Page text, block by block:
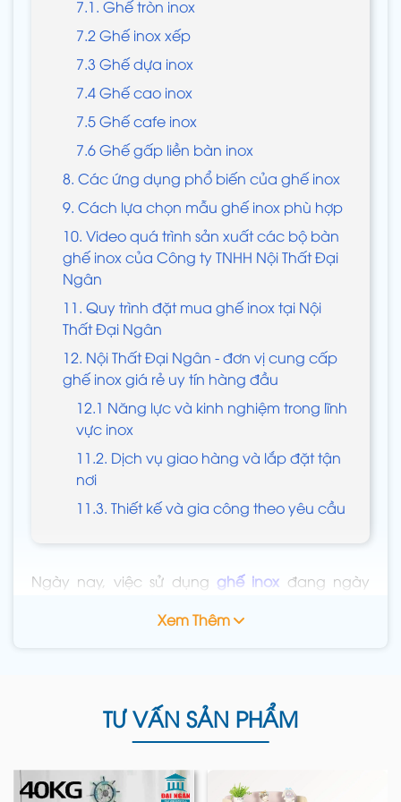
7.1. Ghế tròn inox
7.2 Ghế inox xếp
7.3 Ghế dựa inox
7.4 Ghế cao inox
7.5 Ghế cafe inox
7.6 Ghế gấp liền bàn inox
8. Các ứng dụng phổ biến của ghế inox
9. Cách lựa chọn mẫu ghế inox phù hợp
10. Video quá trình sản xuất các bộ bàn
ghế inox của Công ty TNHH Nội Thất Đại
Ngân
11. Quy trình đặt mua ghế inox tại Nội
Thất Đại Ngân
12. Nội Thất Đại Ngân - đơn vị cung cấp
ghế inox giá rẻ uy tín hàng đầu
12.1 Năng lực và kinh nghiệm trong lĩnh
vực inox
11.2. Dịch vụ giao hàng và lắp đặt tận
nơi
11.3. Thiết kế và gia công theo yêu cầu
Ngày nay, việc sử dụng ghế inox đang ngày
sang trọng và khả năng thích ứng với nhiều
Nội Thất Đại Ngânkhám phá chi tiết về sản phẩn
nội thất inox này và lựa chọn mẫu ghế ngồi inox
1. Giới thiệu về ghế inox
Xem Thêm
TƯ VẤN SẢN PHẨM